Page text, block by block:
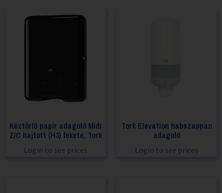
Kéztörlő papír adagoló Midi
Z/C hajtott (H3) fekete, Tork
Login to see prices
Tork Elevation habszappan
adagoló
Login to see prices